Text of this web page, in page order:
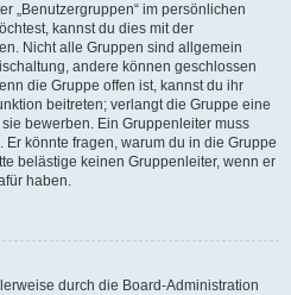
„Benutzergruppen“ im persönlichen
kannst du dies mit der
Nicht alle Gruppen sind allgemein
andere können geschlossen
die Gruppe offen ist, kannst du ihr
beitreten; verlangt die Gruppe eine
bewerben. Ein Gruppenleiter muss
könnte fragen, warum du in die Gruppe
belästige keinen Gruppenleiter, wenn er
haben.
durch die Board-Administration